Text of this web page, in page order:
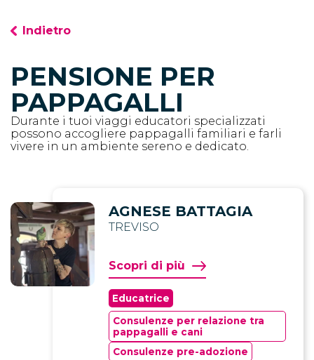
PER PROFESSIONISTI
ANIMAL ETHOLOGY
COLLABORAZIONI
BLOG
Indietro
PENSIONE PER
PAPPAGALLI
Durante i tuoi viaggi educatori specializzati
possono accogliere pappagalli familiari e farli
vivere in un ambiente sereno e dedicato.
AGNESE BATTAGIA
TREVISO
Scopri di più
Educatrice
Consulenze per relazione tra
pappagalli e cani
Consulenze pre-adozione